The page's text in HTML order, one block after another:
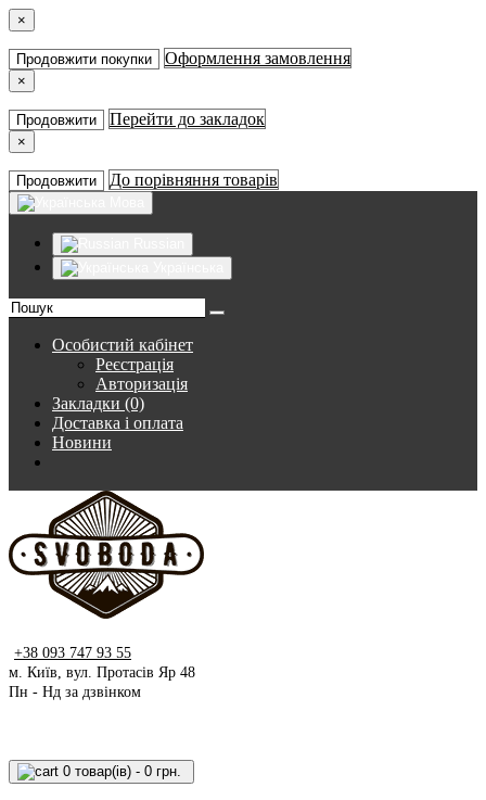
×
Продовжити покупки Оформлення замовлення
×
Продовжити Перейти до закладок
×
Продовжити До порівняння товарів
Особистий кабінет
Реєстрація
Авторизація
Закладки (0)
Доставка і оплата
Новини
+38 093 747 93 55
м. Київ, вул. Протасів Яр 48
Пн - Нд за дзвінком
0 товар(ів) - 0 грн.